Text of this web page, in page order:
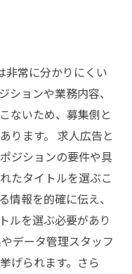
非常に分かりにくい
ションや業務内容、
ないため、募集側と
ります。 求人広告と
ジションの要件や具
たタイトルを選ぶこ
情報を的確に伝え、
ルを選ぶ必要があり
データ管理スタッフ
げられます。さら